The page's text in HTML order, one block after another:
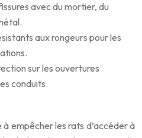
avec du mortier, du
aux rongeurs pour les
sur les ouvertures
conduits.
à empêcher les rats d’accéder à